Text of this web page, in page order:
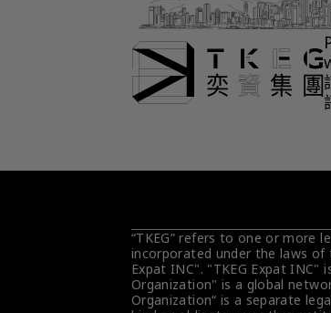
“TKEG” refers to one or more
incorporated under the laws of
Expat INC". "TKEG Expat
Organization" is a global
Organization“ is a separate